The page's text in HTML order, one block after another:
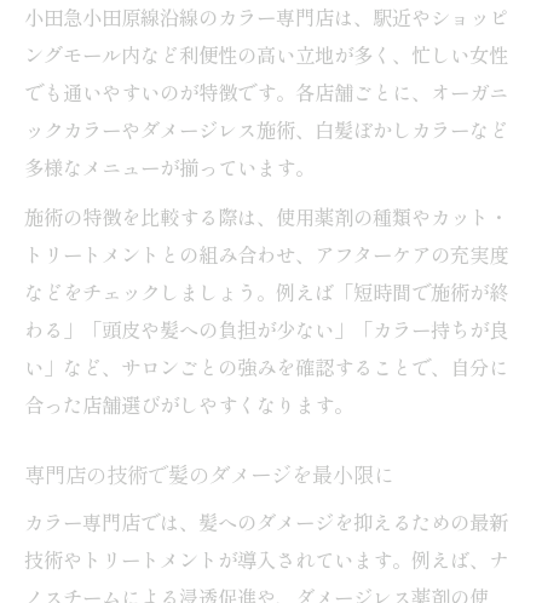
小田急小田原線沿線のカラー専門店は、駅近やショッピ
ングモール内など利便性の高い立地が多く、忙しい女性
でも通いやすいのが特徴です。各店舗ごとに、オーガニ
ックカラーやダメージレス施術、白髪ぼかしカラーなど
多様なメニューが揃っています。
施術の特徴を比較する際は、使用薬剤の種類やカット・
トリートメントとの組み合わせ、アフターケアの充実度
などをチェックしましょう。例えば「短時間で施術が終
わる」「頭皮や髪への負担が少ない」「カラー持ちが良
い」など、サロンごとの強みを確認することで、自分に
合った店舗選びがしやすくなります。
専門店の技術で髪のダメージを最小限に
カラー専門店では、髪へのダメージを抑えるための最新
技術やトリートメントが導入されています。例えば、ナ
ノスチームによる浸透促進や、ダメージレス薬剤の使